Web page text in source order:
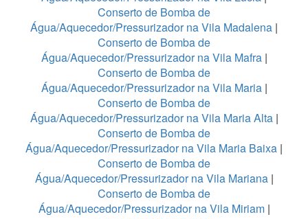
Conserto de Bomba de
Água/Aquecedor/Pressurizador na Vila Madalena |
Conserto de Bomba de
Água/Aquecedor/Pressurizador na Vila Mafra |
Conserto de Bomba de
Água/Aquecedor/Pressurizador na Vila Maria|
Conserto de Bomba de
Água/Aquecedor/Pressurizador na Vila Maria Alta|
Conserto de Bomba de
Água/Aquecedor/Pressurizador na Vila Maria Baixa |
Conserto de Bomba de
Água/Aquecedor/Pressurizador na Vila Mariana|
Conserto de Bomba de
Água/Aquecedor/Pressurizador na Vila Miriam|